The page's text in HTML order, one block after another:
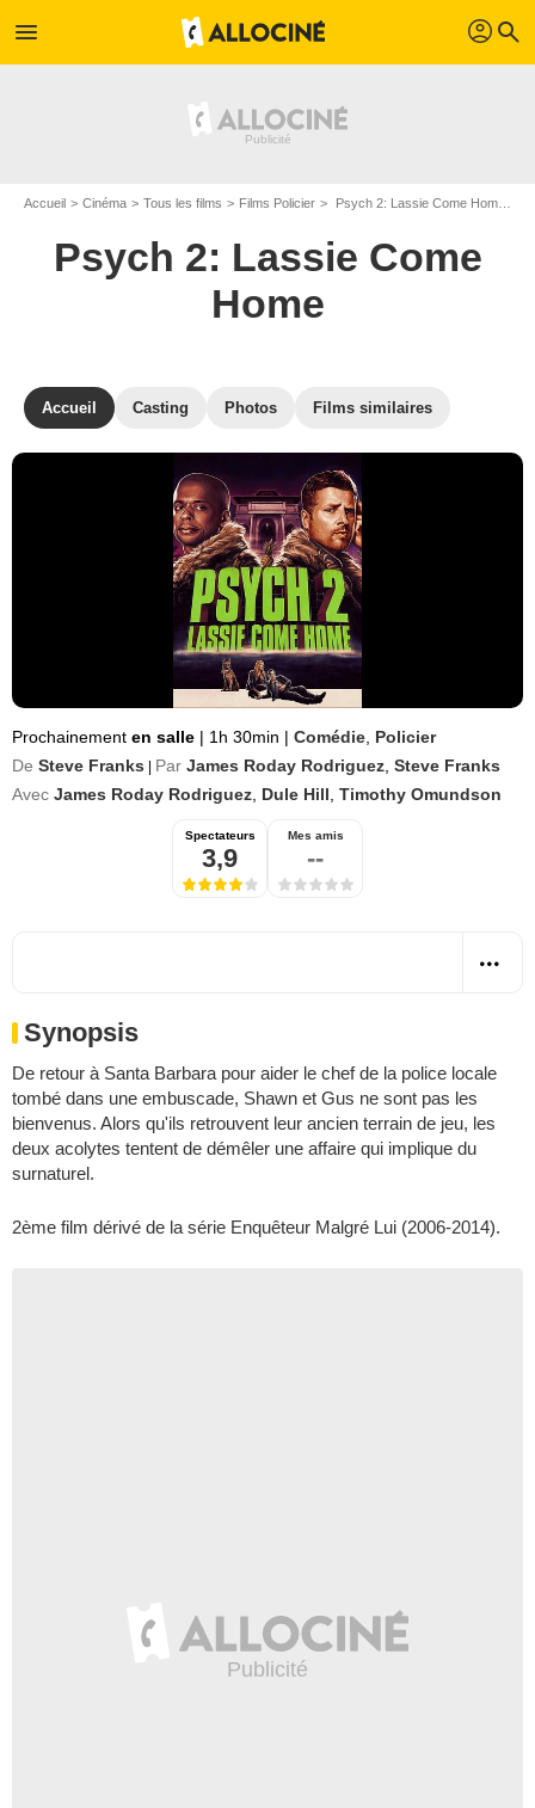
menu profil search
Accueil Cinéma Tous les films Films Policier Psych 2: Lassie Come Home de Steve Franks
Psych 2: Lassie Come
Home
Accueil Casting Photos Films similaires
Prochainement en salle | 1h 30min | Comédie Policier
De Steve Franks Par James Roday Rodriguez Steve Franks
Avec James Roday Rodriguez Dule Hill Timothy Omundson
Spectateurs
3,9
Mes amis
--
Synopsis
De retour à Santa Barbara pour aider le chef de la police locale
tombé dans une embuscade, Shawn et Gus ne sont pas les
bienvenus. Alors qu'ils retrouvent leur ancien terrain de jeu, les
deux acolytes tentent de démêler une affaire qui implique du
surnaturel.
2ème film dérivé de la série Enquêteur Malgré Lui (2006-2014).